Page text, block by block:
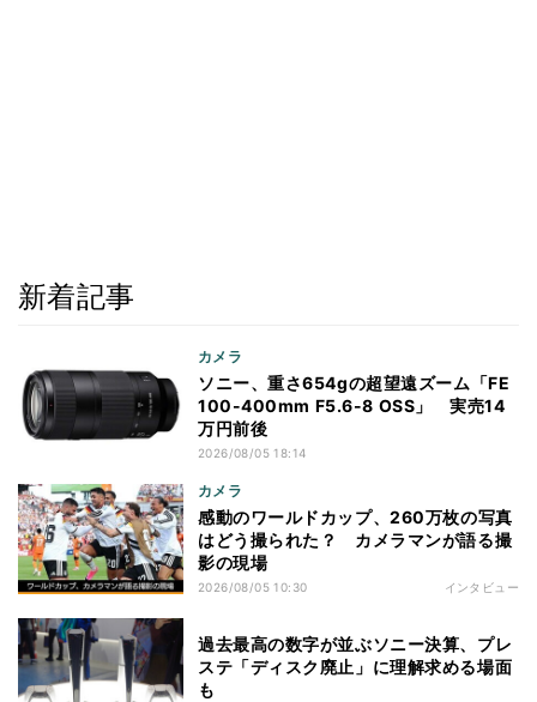
新着記事
カメラ
ソニー、重さ654gの超望遠ズーム「FE
100-400mm F5.6-8 OSS」 実売14
万円前後
2026/08/05 18:14
カメラ
感動のワールドカップ、260万枚の写真
はどう撮られた？ カメラマンが語る撮
影の現場
2026/08/05 10:30 インタビュー
過去最高の数字が並ぶソニー決算、プレ
ステ「ディスク廃止」に理解求める場面
も